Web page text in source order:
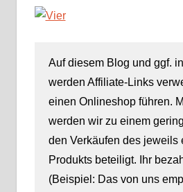
Auf diesem Blog und ggf.
werden Affiliate-Links
einen Onlineshop führen.
werden wir zu einem
den Verkäufen des jeweils
Produkts beteiligt. Ihr
(Beispiel: Das von uns